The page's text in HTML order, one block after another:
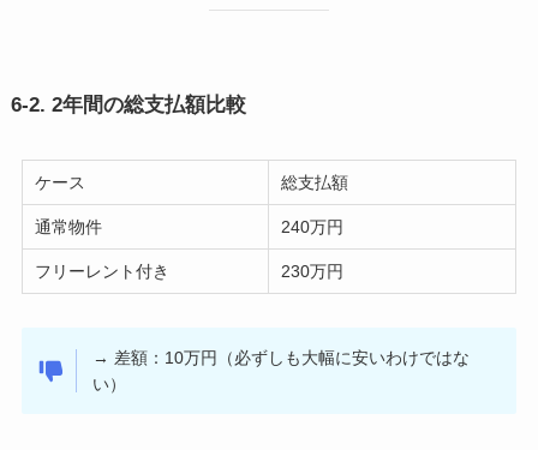
6-2. 2年間の総支払額比較
ケース 総支払額
通常物件 240万円
フリーレント付き 230万円
→ 差額：10万円（必ずしも大幅に安いわけではな
い）